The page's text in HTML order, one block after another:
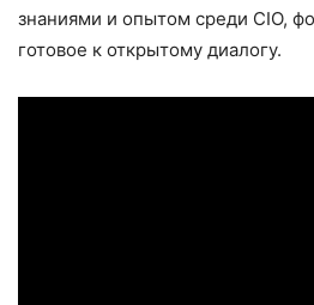
знаниями и опытом среди CIO,
готовое к открытому диалогу.